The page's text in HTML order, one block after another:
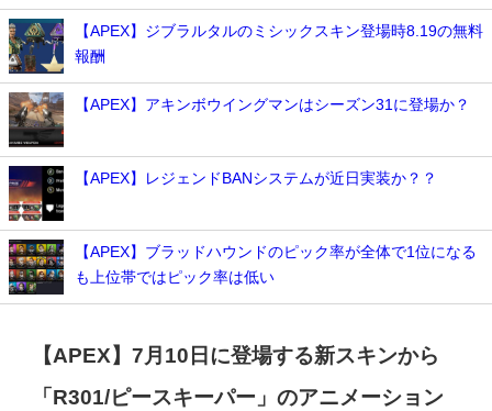
【APEX】ジブラルタルのミシックスキン登場時8.19の無料
報酬
【APEX】アキンボウイングマンはシーズン31に登場か？
【APEX】レジェンドBANシステムが近日実装か？？
【APEX】ブラッドハウンドのピック率が全体で1位になる
も上位帯ではピック率は低い
【APEX】7月10日に登場する新スキンから
「R301/ピースキーパー」のアニメーション